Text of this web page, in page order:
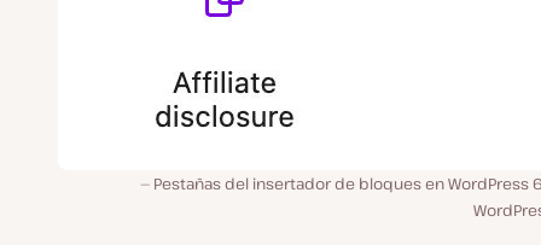
Pestañas del insertador de bloques en WordPress